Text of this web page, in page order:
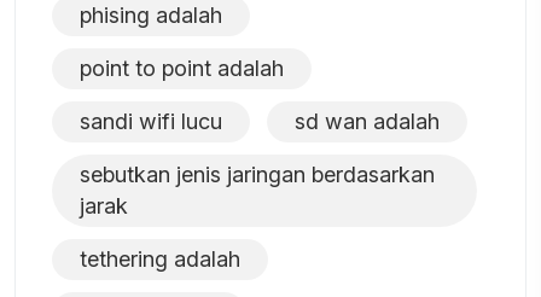
phising adalah
point to point adalah
sandi wifi lucu sd wan adalah
sebutkan jenis jaringan berdasarkan
jarak
tethering adalah